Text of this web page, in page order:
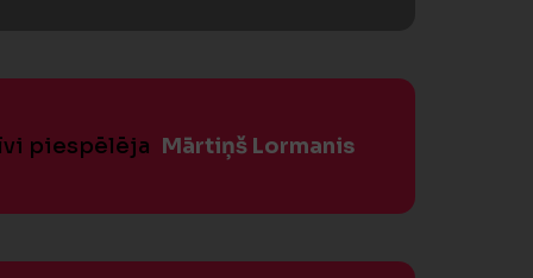
piespēlēja Mārtiņš Lormanis